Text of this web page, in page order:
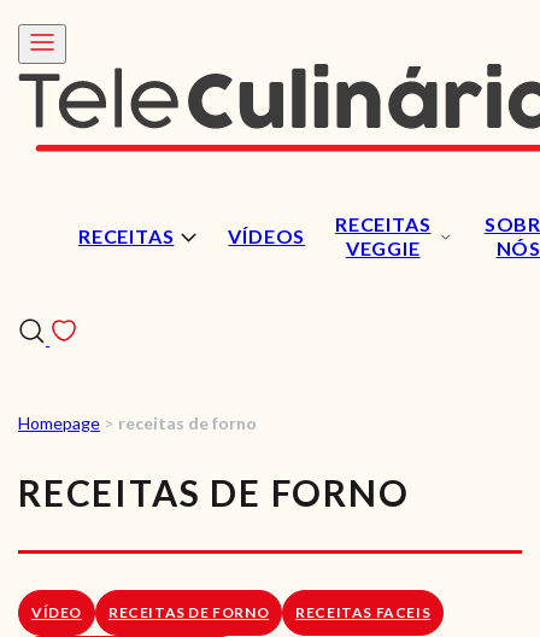
RECEITAS VÍDEOS
RECEITAS
VEGGIE
NÓS
RECEITAS
VÍDEOS
RECEITAS VEGGIE
SOBRE NÓS
Homepage > receitas de forno
RECEITAS DE FORNO
VÍDEO RECEITAS DE FORNO RECEITAS FACEIS